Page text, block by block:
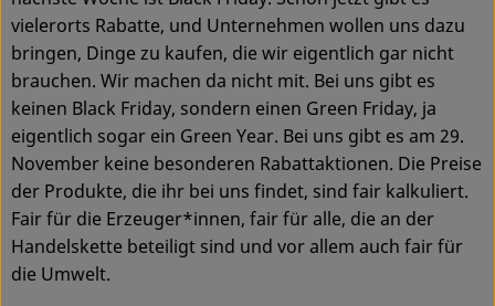
Über uns
Blog & Aktuelles
Service
vielerorts Rabatte, und Unternehmen wollen uns dazu
bringen, Dinge zu kaufen, die wir eigentlich gar nicht
brauchen. Wir machen da nicht mit. Bei uns gibt es
keinen Black Friday, sondern einen Green Friday, ja
eigentlich sogar ein Green Year. Bei uns gibt es am 29.
November keine besonderen Rabattaktionen. Die Preise
der Produkte, die ihr bei uns findet, sind fair kalkuliert.
Fair für die Erzeuger*innen, fair für alle, die an der
Handelskette beteiligt sind und vor allem auch fair für
die Umwelt.